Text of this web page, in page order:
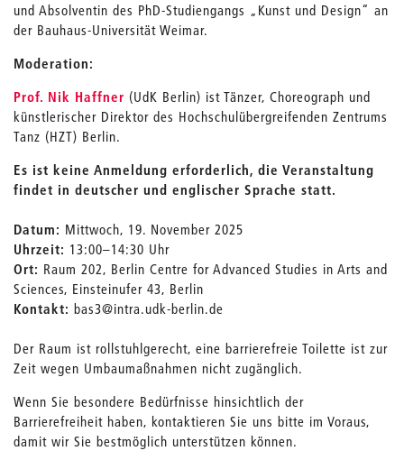
und Absolventin des PhD-Studiengangs „Kunst und Design“ an
der Bauhaus-Universität Weimar.
Moderation:
Prof. Nik Haffner (UdK Berlin) ist Tänzer, Choreograph und
künstlerischer Direktor des Hochschulübergreifenden Zentrums
Tanz (HZT) Berlin.
Es ist keine Anmeldung erforderlich, die Veranstaltung
findet in deutscher und englischer Sprache statt.
Datum: Mittwoch, 19. November 2025
Uhrzeit: 13:00–14:30 Uhr
Ort: Raum 202, Berlin Centre for Advanced Studies in Arts and
Sciences, Einsteinufer 43, Berlin
Kontakt: bas3@intra.udk-berlin.de
Der Raum ist rollstuhlgerecht, eine barrierefreie Toilette ist zur
Zeit wegen Umbaumaßnahmen nicht zugänglich.
Wenn Sie besondere Bedürfnisse hinsichtlich der
Barrierefreiheit haben, kontaktieren Sie uns bitte im Voraus,
damit wir Sie bestmöglich unterstützen können.